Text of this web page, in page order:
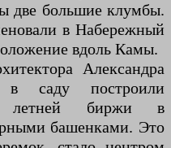
две большие клумбы.
в Набережный
вдоль Камы.
Александра
в саду построили
летней биржи в
башенками. Это